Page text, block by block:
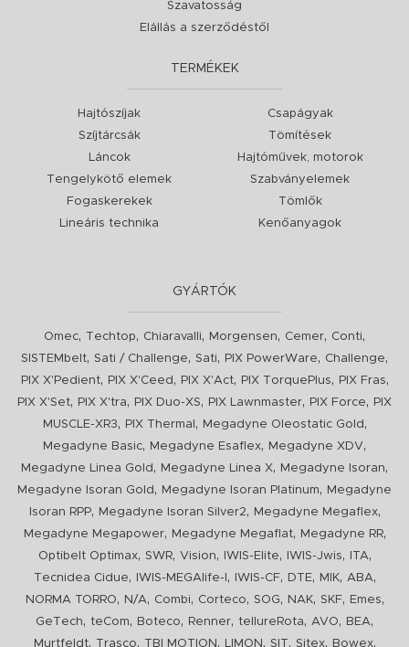
Szavatosság
Elállás a szerződéstől
TERMÉKEK
Hajtószíjak
Szíjtárcsák
Láncok
Tengelykötő elemek
Fogaskerekek
Lineáris technika
Csapágyak
Tömítések
Hajtóművek, motorok
Szabványelemek
Tömlők
Kenőanyagok
GYÁRTÓK
Omec, Techtop, Chiaravalli, Morgensen, Cemer, Conti,
SISTEMbelt, Sati / Challenge, Sati, PIX PowerWare, Challenge,
PIX X'Pedient, PIX X'Ceed , PIX X'Act, PIX TorquePlus, PIX Fras,
PIX X'Set, PIX X'tra, PIX Duo-XS, PIX Lawnmaster, PIX Force,
PIX
MUSCLE-XR3, PIX Thermal , Megadyne Oleostatic Gold ,
Megadyne Basic, Megadyne Esaflex, Megadyne XDV,
Megadyne Linea Gold , Megadyne Linea X, Megadyne Isoran,
Megadyne Isoran Gold , Megadyne Isoran Platinum,
Megadyne
Isoran RPP, Megadyne Isoran Silver2, Megadyne Megaflex,
Megadyne Megapower, Megadyne Megaflat, Megadyne RR,
Optibelt Optimax, SWR, Vision, IWIS-Elite, IWIS-Jwis, ITA,
Tecnidea Cidue, IWIS-MEGAlife-I , IWIS-CF, DTE, MIK, ABA,
NORMA TORRO, N/A, Combi, Corteco, SOG, NAK, SKF, Emes,
GeTech, teCom, Boteco, Renner, tellureRota, AVO, BEA,
Murtfeldt, Trasco, TBI MOTION , LIMON , SIT, Sitex, Bowex,